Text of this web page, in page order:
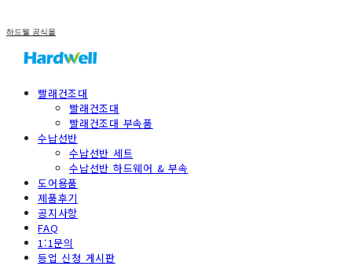
하드웰 공식몰
빨래건조대
빨래건조대
빨래건조대 부속품
수납선반
수납선반 세트
수납선반 하드웨어 & 부속
도어용품
제품후기
공지사항
FAQ
1:1문의
등업 신청 게시판